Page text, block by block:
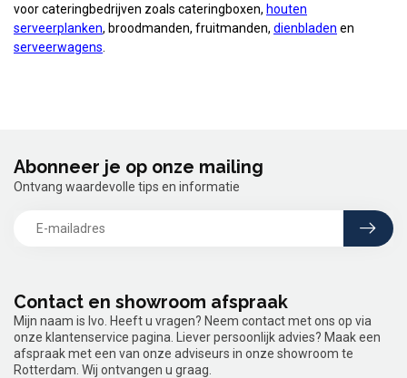
voor cateringbedrijven zoals cateringboxen, houten
serveerplanken, broodmanden, fruitmanden, dienbladen en
serveerwagens
Contact en showroom afspraak
Mijn naam is Ivo. Heeft u vragen? Neem contact met ons op via
onze klantenservice pagina. Liever persoonlijk advies? Maak een
afspraak met een van onze adviseurs in onze showroom te
Rotterdam. Wij ontvangen u graag.
Abonneer je op onze mailing
Ontvang waardevolle tips en informatie